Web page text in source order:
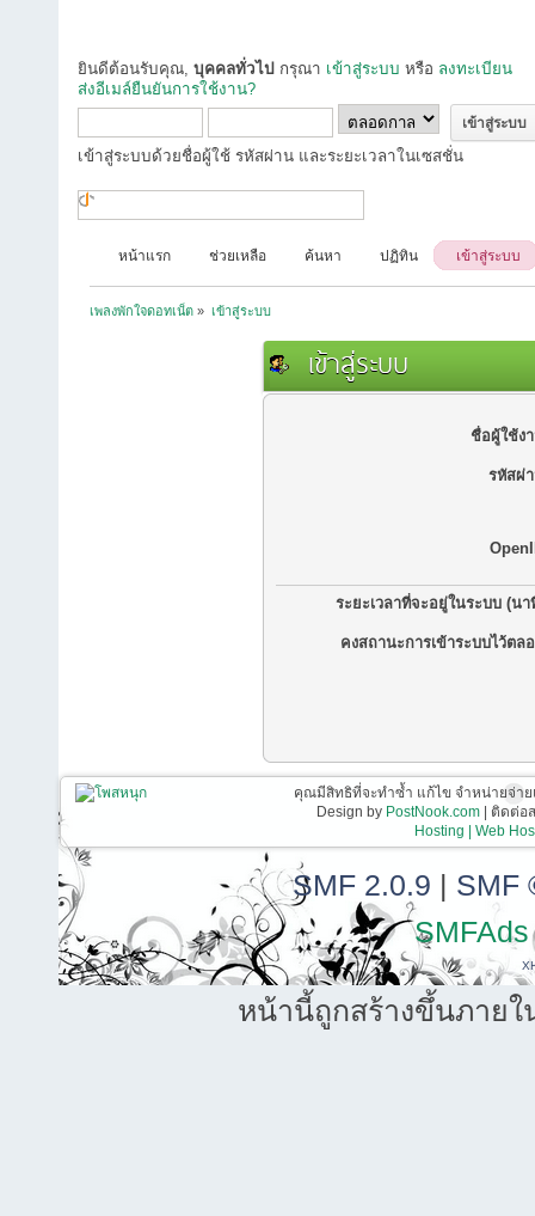
ยินดีต้อนรับคุณ, บุคคลทั่วไป กรุณา เข้าสู่ระบบ หรือ ลงทะเบียน
ส่งอีเมล์ยืนยันการใช้งาน?
เข้าสู่ระบบด้วยชื่อผู้ใช้ รหัสผ่าน และระยะเวลาในเซสชั่น
หน้าแรก ช่วยเหลือ ค้นหา ปฏิทิน เข้าสู่ระบบ
เพลงพักใจดอทเน็ต » เข้าสู่ระบบ
เข้าสู่ระบบ
ชื่อผู้ใช้ง
รหัสผ่
ระยะเวลาที่จะอยู่ในระบบ (นา
คงสถานะการเข้าระบบไว้ตล
คุณมีสิทธิที่จะทำซ้ำ แก้ไข จำหน่ายจ่า
Design by PostNook.com| ติดต่อส
Hosting | Web
SMF 2.0.9 | SMF
SMFAds
หน้านี้ถูกสร้างขึ้นภายใ